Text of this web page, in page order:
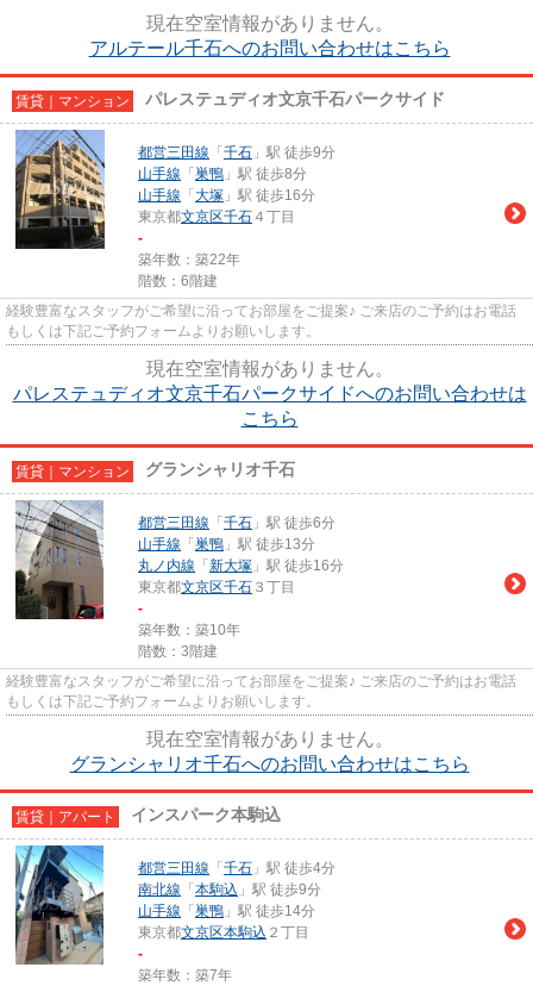
現在空室情報がありません。
アルテール千石へのお問い合わせはこちら
賃貸｜マンション パレステュディオ文京千石パークサイド
都営三田線 「 千石 」駅 徒歩9分
山手線 「 巣鴨 」駅 徒歩8分
山手線 「 大塚 」駅 徒歩16分
東京都文京区千石 ４丁目
-
築年数：築22年
階数：6階建
経験豊富なスタッフがご希望に沿ってお部屋をご提案♪ ご来店のご予約はお電話
もしくは下記ご予約フォームよりお願いします。
現在空室情報がありません。
パレステュディオ文京千石パークサイドへのお問い合わせは
こちら
賃貸｜マンション グランシャリオ千石
都営三田線 「 千石 」駅 徒歩6分
山手線 「 巣鴨 」駅 徒歩13分
丸ノ内線 「 新大塚 」駅 徒歩16分
東京都文京区千石 ３丁目
-
築年数：築10年
階数：3階建
経験豊富なスタッフがご希望に沿ってお部屋をご提案♪ ご来店のご予約はお電話
もしくは下記ご予約フォームよりお願いします。
現在空室情報がありません。
グランシャリオ千石へのお問い合わせはこちら
賃貸｜アパート インスパーク本駒込
都営三田線 「 千石 」駅 徒歩4分
南北線 「 本駒込 」駅 徒歩9分
山手線 「 巣鴨 」駅 徒歩14分
東京都文京区本駒込 ２丁目
-
築年数：築7年